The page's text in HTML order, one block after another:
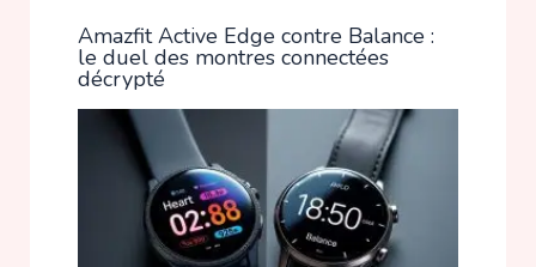
Amazfit Active Edge contre Balance :
le duel des montres connectées
décrypté